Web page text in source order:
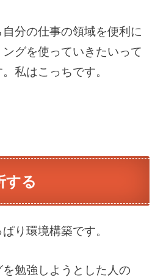
分の仕事の領域を便利に
グを使っていきたいって
私はこっちです。
する
り環境構築です。
勉強しようとした人の